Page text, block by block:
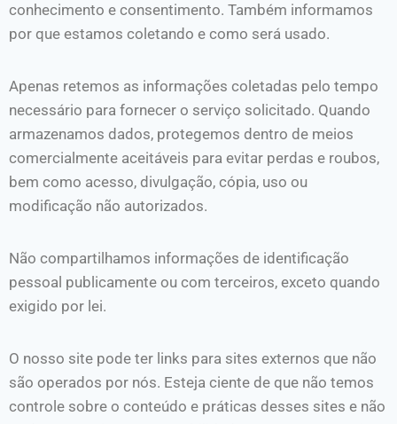
conhecimento e consentimento. Também informamos
por que estamos coletando e como será usado.
Apenas retemos as informações coletadas pelo tempo
necessário para fornecer o serviço solicitado. Quando
armazenamos dados, protegemos dentro de meios
comercialmente aceitáveis ​​para evitar perdas e roubos,
bem como acesso, divulgação, cópia, uso ou
modificação não autorizados.
Não compartilhamos informações de identificação
pessoal publicamente ou com terceiros, exceto quando
exigido por lei.
O nosso site pode ter links para sites externos que não
são operados por nós. Esteja ciente de que não temos
controle sobre o conteúdo e práticas desses sites e não